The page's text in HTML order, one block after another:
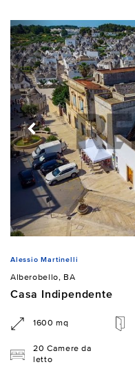
Alessio Martinelli
Alberobello, BA
Casa Indipendente
1600 mq
20 Camere da
letto